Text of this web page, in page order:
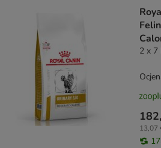
2 x 7
13,07